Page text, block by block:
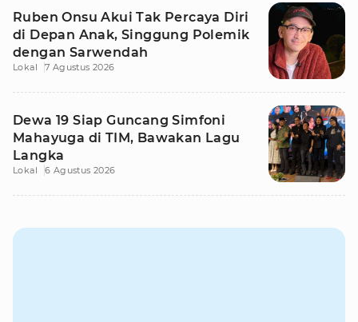
Ruben Onsu Akui Tak Percaya Diri
di Depan Anak, Singgung Polemik
dengan Sarwendah
Lokal 7 Agustus 2026
Dewa 19 Siap Guncang Simfoni
Mahayuga di TIM, Bawakan Lagu
Langka
Lokal 6 Agustus 2026